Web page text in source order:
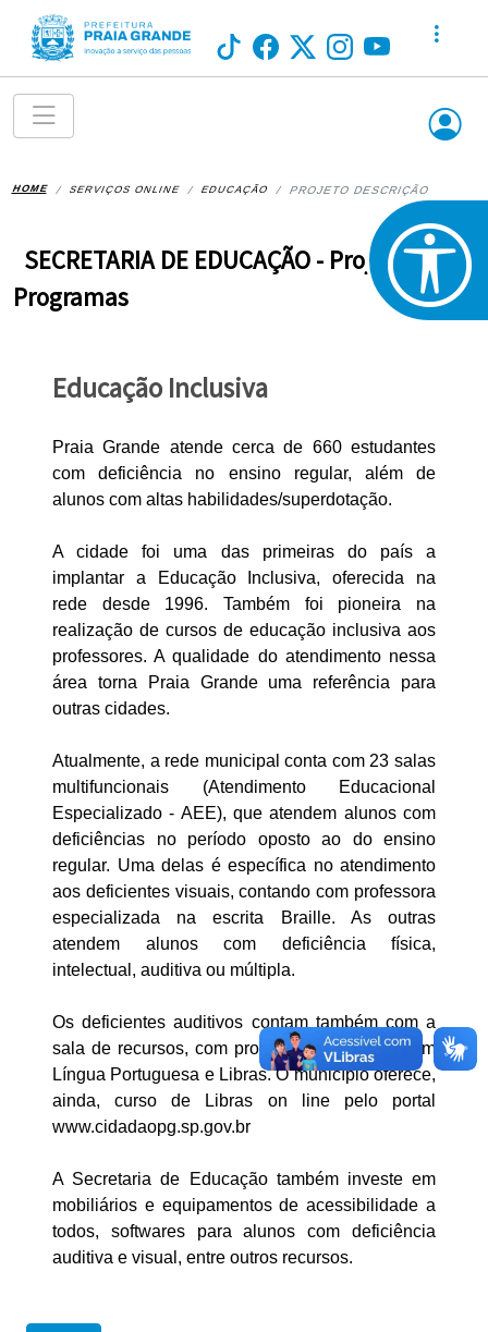
HOME SERVIÇOS ONLINE EDUCAÇÃO PROJETO DESCRIÇÃO
SECRETARIA DE EDUCAÇÃO - Projetos e
Programas
Educação Inclusiva
Praia Grande atende cerca de 660 estudantes
com deficiência no ensino regular, além de
alunos com altas habilidades/superdotação.
A cidade foi uma das primeiras do país a
implantar a Educação Inclusiva, oferecida na
rede desde 1996. Também foi pioneira na
realização de cursos de educação inclusiva aos
professores. A qualidade do atendimento nessa
área torna Praia Grande uma referência para
outras cidades.
Atualmente, a rede municipal conta com 23 salas
multifuncionais (Atendimento Educacional
Especializado - AEE), que atendem alunos com
deficiências no período oposto ao do ensino
regular. Uma delas é específica no atendimento
aos deficientes visuais, contando com professora
especializada na escrita Braille. As outras
atendem alunos com deficiência física,
intelectual, auditiva ou múltipla.
Os deficientes auditivos contam também com a
sala de recursos, com professor especialista em
Língua Portuguesa e Libras. O município oferece,
ainda, curso de Libras on line pelo portal
www.cidadaopg.sp.gov.br
A Secretaria de Educação também investe em
mobiliários e equipamentos de acessibilidade a
todos, softwares para alunos com deficiência
auditiva e visual, entre outros recursos.